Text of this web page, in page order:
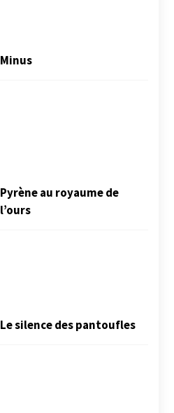
Minus
Pyrène au royaume de
l’ours
Le silence des pantoufles